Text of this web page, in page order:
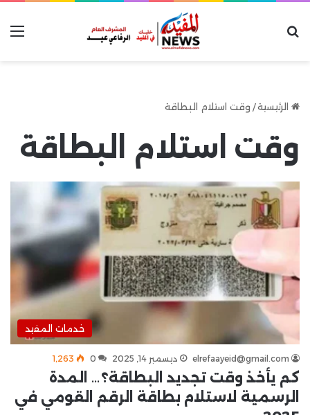
الرئيسية/ وقت استلام البطاقة
وقت استلام البطاقة
خدمات المفيد
elrefaayeid@gmail.com ديسمبر 14, 2025 0 1٬263
كم يأخذ وقت تجديد البطاقة؟… المدة
الرسمية لاستلام بطاقة الرقم القومي في